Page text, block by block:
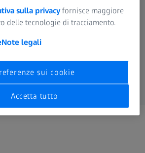
Solutions
Solutions
(中文)
(Italiano)
cookie
cookie
sulla privacyfornisce maggiore
delle tecnologie di tracciamento.
Note legali
sui cookie
Accetta tutto